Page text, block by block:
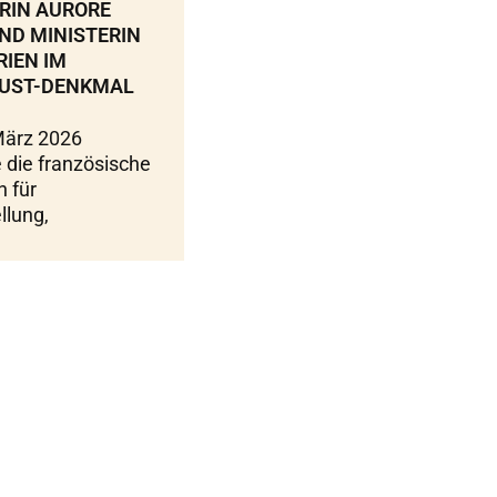
AURORE
MINISTERIN
IM
DENKMAL
2026
die französische
für